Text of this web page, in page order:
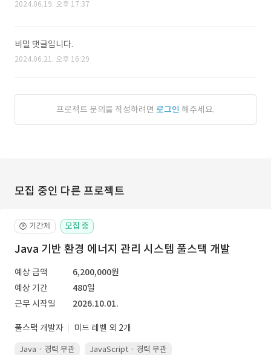
2024.06.19. 오후 17:37
비밀 댓글입니다.
2024.06.21. 오후 16:29
프로젝트 문의를 작성하려면 로그인 해주세요.
모집 중인 다른 프로젝트
🕒 기간제 모집 중
Java 기반 환경 에너지 관리 시스템 풀스택 개발
예상 금액
6,200,000원
예상 기간
480일
근무 시작일
2026.10.01.
풀스택 개발자 미드 레벨 외 2개
Java · 경력 무관 JavaScript · 경력 무관